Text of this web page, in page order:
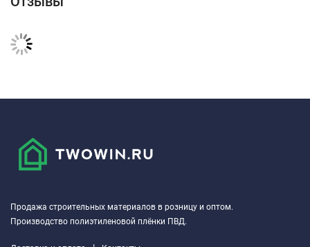
линейной деформации σ10, кПа
Технические характеристики:
Цвет вспененной основы
Продажа строительных материалов в розницу и оптом.
Производство полиэтиленовой плёнки ПВД.